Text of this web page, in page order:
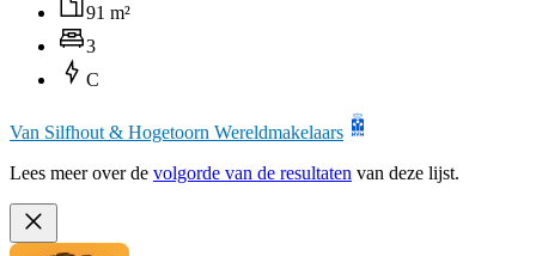
91 m²
3
C
Van Silfhout & Hogetoorn Wereldmakelaars
Lees meer over de volgorde van de resultaten van deze lijst.